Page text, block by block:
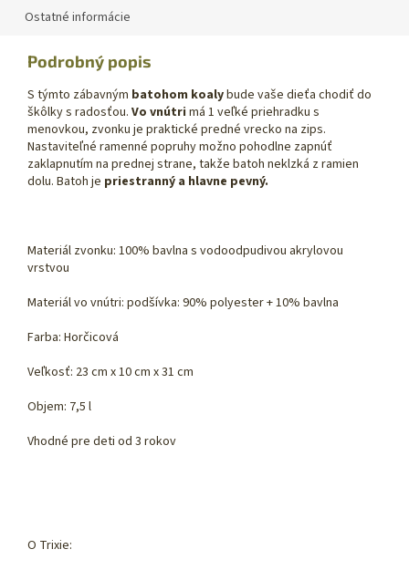
Ostatné informácie
Podrobný popis
S týmto zábavným batohom koalybude vaše dieťa chodiť do
škôlky s radosťou. Vo vnútri má 1 veľké priehradku s
menovkou, zvonku je praktické predné vrecko na zips.
Nastaviteľné ramenné popruhy možno pohodlne zapnúť
zaklapnutím na prednej strane, takže batoh neklzká z ramien
dolu. Batoh je priestranný a hlavne pevný.
Materiál zvonku: 100% bavlna s vodoodpudivou akrylovou
vrstvou
Materiál vo vnútri: podšívka: 90% polyester + 10% bavlna
Farba: Horčicová
Veľkosť: 23 cm x 10 cm x 31 cm
Objem: 7,5 l
Vhodné pre deti od 3 rokov
O Trixie: